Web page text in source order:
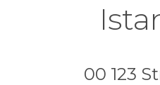
00 123